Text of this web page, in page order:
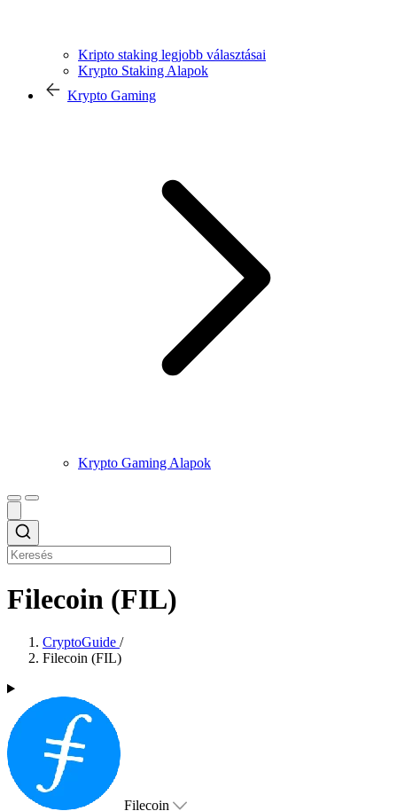
Kripto staking legjobb választásai
Krypto Staking Alapok
Krypto Gaming
Krypto Gaming Alapok
Filecoin (FIL)
CryptoGuide /
Filecoin (FIL)
Filecoin